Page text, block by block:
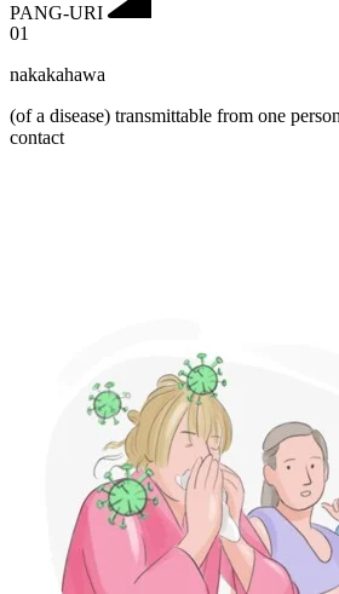
PANG-URI
01
nakakahawa
(of a disease) transmittable from one
contact